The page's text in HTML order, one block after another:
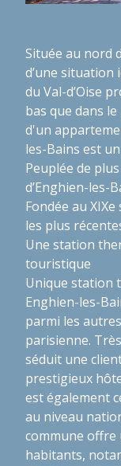
Située au nord
d’une situation
du Val-d’Oise
bas que dans
d'un
les-Bains est
Peuplée de
d’Enghien-les-
Fondée au
les plus
Une station
touristique
Unique station
Enghien-les-
parmi les
parisienne.
séduit une
prestigieux
est également
au niveau
commune offre
habitants,